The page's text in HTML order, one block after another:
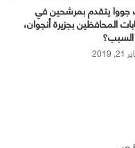
يتقدم بمرشحين في
المحافظين بجزيرة أنجوان،
2019